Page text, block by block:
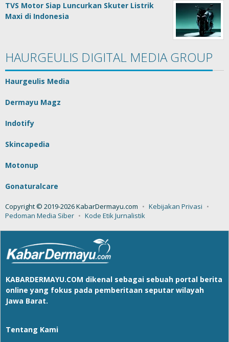
TVS Motor Siap Luncurkan Skuter Listrik
Maxi di Indonesia
HAURGEULIS DIGITAL MEDIA GROUP
Haurgeulis Media
Dermayu Magz
Indotify
Skincapedia
Motonup
Gonaturalcare
Copyright © 2019-2026 KabarDermayu.com
Kebijakan Privasi
Pedoman Media Siber
Kode Etik Jurnalistik
KABARDERMAYU.COM dikenal sebagai sebuah portal berita
online yang fokus pada pemberitaan seputar wilayah
Jawa Barat.
Tentang Kami